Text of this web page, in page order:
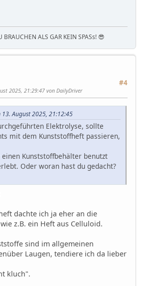
BRAUCHEN ALS GAR KEIN SPASs! 😎
#4
2025, 21:29:47 von DailyDriver
August 2025, 21:12:45
Elektrolyse, sollte
mit dem Kunststoffheft passieren,
einen Kunststoffbehälter benutzt
Oder woran hast du gedacht?
dachte ich ja eher an die
z.B. ein Heft aus Celluloid.
sind im allgemeinen
Laugen, tendiere ich da lieber
kluch".